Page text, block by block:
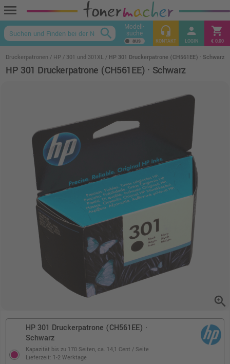
menu
keyboard_arrow_up
search Modell-
suche headset_mic
KONTAKT
person
LOGIN
shopping_cart
€ 0,00
Druckerpatronen HP 301 und 301XL HP 301 Druckerpatrone (CH561EE) · Schwarz
HP 301 Druckerpatrone (CH561EE) · Schwarz
zoom_in
HP 301 Druckerpatrone (CH561EE) ·
Schwarz
Kapazität bis zu 170 Seiten, ca. 14,1 Cent / Seite
Lieferzeit: 1-2 Werktage